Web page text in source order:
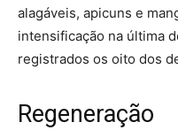
alagáveis, apicuns e
intensificação na última
registrados os oito dos
Regeneração